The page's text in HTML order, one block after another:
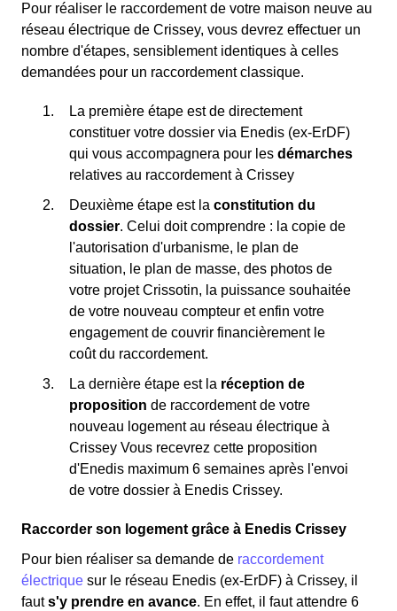
Pour réaliser le raccordement de votre maison neuve au
réseau électrique de Crissey, vous devrez effectuer un
nombre d'étapes, sensiblement identiques à celles
demandées pour un raccordement classique.
La première étape est de directement
constituer votre dossier via Enedis (ex-ErDF)
qui vous accompagnera pour les démarches
relatives au raccordement à Crissey
Deuxième étape est la constitution du
dossier. Celui doit comprendre : la copie de
l'autorisation d'urbanisme, le plan de
situation, le plan de masse, des photos de
votre projet Crissotin, la puissance souhaitée
de votre nouveau compteur et enfin votre
engagement de couvrir financièrement le
coût du raccordement.
La dernière étape est la réception de
proposition de raccordement de votre
nouveau logement au réseau électrique à
Crissey Vous recevrez cette proposition
d'Enedis maximum 6 semaines après l'envoi
de votre dossier à Enedis Crissey.
Raccorder son logement grâce à Enedis Crissey
Pour bien réaliser sa demande de raccordement
électrique sur le réseau Enedis (ex-ErDF) à Crissey, il
fauts'y prendre en avance. En effet, il faut attendre 6